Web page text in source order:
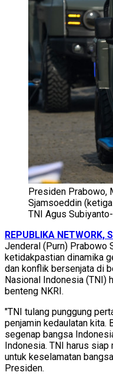
Presiden Prabowo,
Sjamsoeddin
TNI Agus
REPUBLIKA NETWORK,
Jenderal (Purn) Prabowo
ketidakpastian dinamika
dan konflik bersenjata di
Nasional Indonesia (TNI)
benteng NKRI.
"TNI tulang punggung
penjamin kedaulatan kita.
segenap bangsa
Indonesia. TNI harus
untuk keselamatan
Presiden.